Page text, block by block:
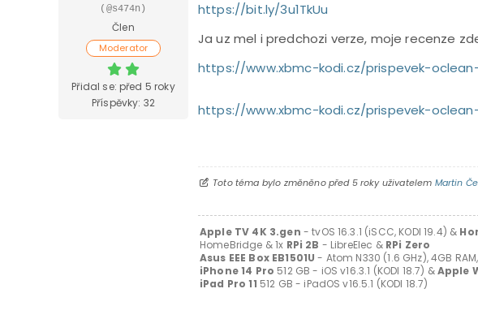
(@s474n)
Člen
Moderator
Přidal se: před 5 roky
Příspěvky: 32
https://bit.ly/3u1TkUu
Ja uz mel i predchozi verze, moje recenze
https://www.xbmc-kodi.cz/prispevek-
https://www.xbmc-kodi.cz/prispevek-
Toto téma bylo změněno před 5 roky uživatelem Martin
Apple TV 4K 3.gen - tvOS 16.3.1 (iSCC, KODI 19.4) &
HomeBridge & 1x RPi 2B - LibreElec & RPi Zero
Asus EEE Box EB1501U - Atom N330 (1.6 GHz), 4GB
iPhone 14 Pro 512 GB - iOS v16.3.1 (KODI 18.7) &Apple
iPad Pro 11 512 GB - iPadOS v16.5.1 (KODI 18.7)